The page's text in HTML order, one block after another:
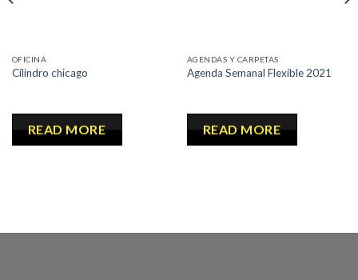
OFICINA
Cilindro chicago
READ MORE
AGENDAS Y CARPETAS
Agenda Semanal Flexible 2021
READ MORE